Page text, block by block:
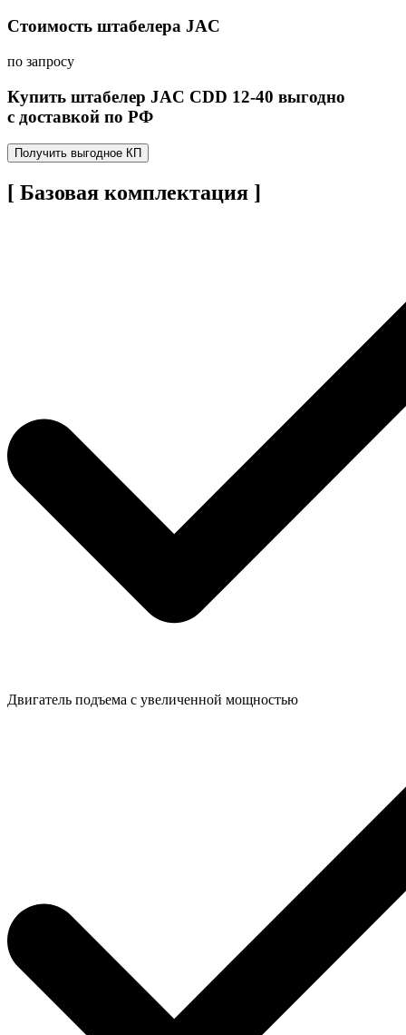
Стоимость штабелера JAC
по запросу
Купить штабелер JAC CDD 12-40 выгодно
с доставкой по РФ
Получить выгодное КП
[ Базовая комплектация ]
Двигатель подъема с увеличенной мощностью